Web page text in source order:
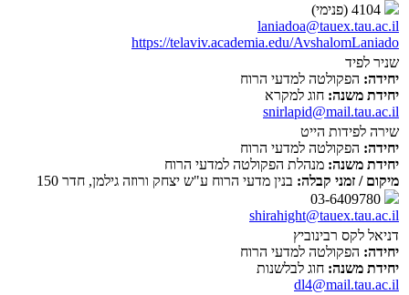
laniadoa@tauex.tau.ac.il
https://telaviv.academia.edu/AvshalomLaniado
שניר לפיד
יחידה: הפקולטה למדעי הרוח
יחידת משנה: חוג למקרא
snirlapid@mail.tau.ac.il
שירה לפידות הייט
יחידה: הפקולטה למדעי הרוח
יחידת משנה: מנהלת הפקולטה למדעי הרוח
מיקום / זמני קבלה: בנין מדעי הרוח ע"ש יצחק ורוזה גילמן, חדר 150
shirahight@tauex.tau.ac.il
דניאל לקס רבינוביץ
יחידה: הפקולטה למדעי הרוח
יחידת משנה: חוג לבלשנות
dl4@mail.tau.ac.il